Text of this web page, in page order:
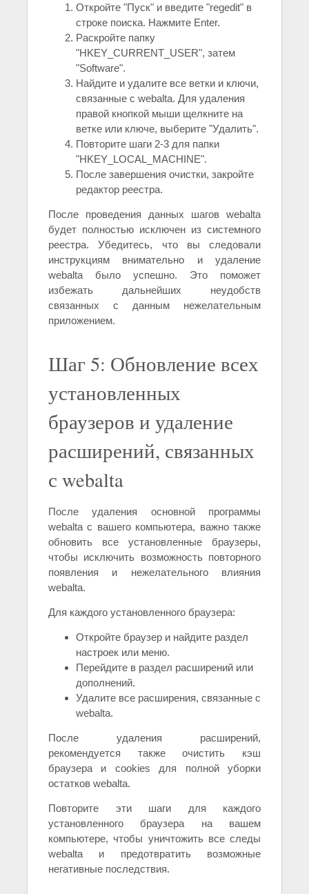
Откройте "Пуск" и введите "regedit" в
строке поиска. Нажмите Enter.
Раскройте папку
"HKEY_CURRENT_USER", затем
"Software".
Найдите и удалите все ветки и ключи,
связанные с webalta. Для удаления
правой кнопкой мыши щелкните на
ветке или ключе, выберите "Удалить".
Повторите шаги 2-3 для папки
"HKEY_LOCAL_MACHINE".
После завершения очистки, закройте
редактор реестра.
После проведения данных шагов webalta
будет полностью исключен из системного
реестра. Убедитесь, что вы следовали
инструкциям внимательно и удаление
webalta было успешно. Это поможет
избежать дальнейших неудобств
связанных с данным нежелательным
приложением.
Шаг 5: Обновление всех
установленных
браузеров и удаление
расширений, связанных
с webalta
После удаления основной программы
webalta с вашего компьютера, важно также
обновить все установленные браузеры,
чтобы исключить возможность повторного
появления и нежелательного влияния
webalta.
Для каждого установленного браузера:
Откройте браузер и найдите раздел
настроек или меню.
Перейдите в раздел расширений или
дополнений.
Удалите все расширения, связанные с
webalta.
После удаления расширений,
рекомендуется также очистить кэш
браузера и cookies для полной уборки
остатков webalta.
Повторите эти шаги для каждого
установленного браузера на вашем
компьютере, чтобы уничтожить все следы
webalta и предотвратить возможные
негативные последствия.